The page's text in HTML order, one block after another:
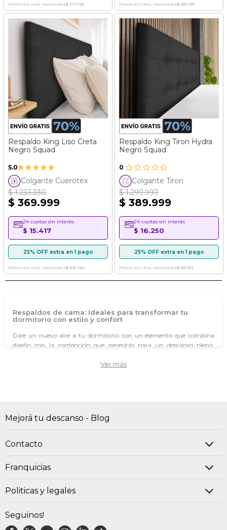
Precio sin imp. nacionales$ 272.726 Precio sin imp. nacionales$ 280.991
Respaldo King Liso Creta
Negro Squad
5.0Valoración:
100%
Colgante Cuerotex
$ 1.233.330
$ 369.999
24 cuotas sin interés
$ 15.417
25% OFF extra en 1 pago
Precio sin imp. nacionales$ 305.784
Respaldo King Tiron Hydra
Negro Squad
0
Colgante Tiron
$ 1.299.997
$ 389.999
24 cuotas sin interés
$ 16.250
25% OFF extra en 1 pago
Precio sin imp. nacionales$ 322.313
Respaldos de cama: Ideales para transformar tu
dormitorio con estilo y confort
Dale un nuevo aire a tu dormitorio con un elemento que combina
diseño con la contención que necesitás para un descanso pleno.
decoración y aportar funcionalidad a tu espacio. Descubrí nuestra
¿Qué beneficios de compra y garantías ofrece SommierCenter?
En nuestra colección, encontrarás dos estilos principales: el modelo
Ver más
Mejorá tu descanso - Blog
Contacto
Franquicias
Politicas y legales
Seguinos!